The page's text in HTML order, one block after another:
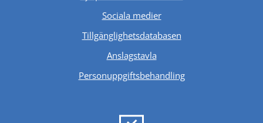
Sociala medier
TillgänglighetsdatabasenLänk till annan
Anslagstavla
Personuppgiftsbehandling